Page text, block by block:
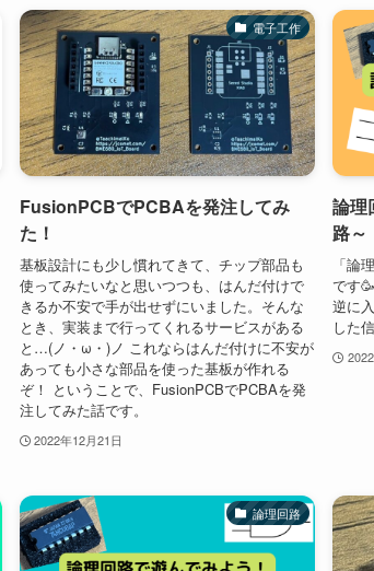
電子工作
FusionPCBでPCBAを発注してみ
た！
基板設計にも少し慣れてきて、チップ部品も
使ってみたいなと思いつつも、はんだ付けで
きるか不安で手が出せずにいました。そんな
とき、実装まで行ってくれるサービスがある
と…(ノ・ω・)ノ これならはんだ付けに不安が
あっても小さな部品を使った基板が作れる
ぞ！ ということで、FusionPCBでPCBAを発
注してみた話です。
2022年12月21日
論理
路～
「論
です
逆に
した
論理回路